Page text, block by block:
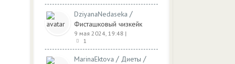
DziyanaNedaseka /
Фисташковый чизкейк
9 мая 2024, 19:48 |
1
MarinaEktova / Диеты /